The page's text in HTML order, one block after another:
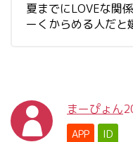
夏までにLOVEな関
ーくからめる人だと
まーぴょん
APP ID